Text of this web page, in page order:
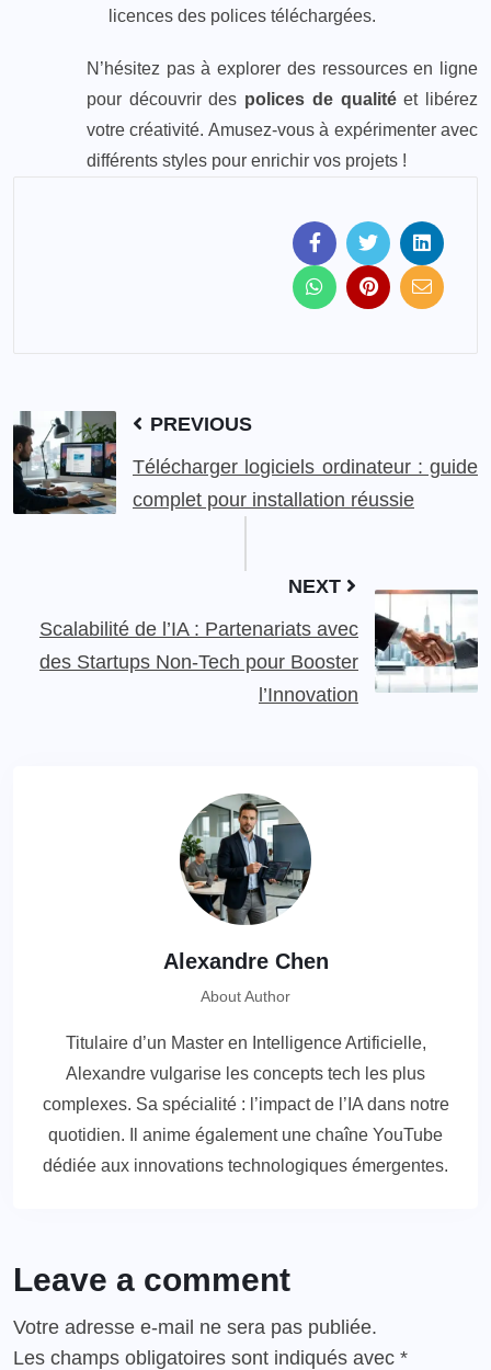
licences des polices téléchargées.
N’hésitez pas à explorer des ressources en ligne
pour découvrir des polices de qualitéet libérez
votre créativité. Amusez-vous à expérimenter avec
différents styles pour enrichir vos projets !
PREVIOUS
Télécharger logiciels ordinateur : guide
complet pour installation réussie
NEXT
Scalabilité de l’IA : Partenariats avec
des Startups Non-Tech pour Booster
l’Innovation
Alexandre Chen
About Author
Titulaire d’un Master en Intelligence Artificielle,
Alexandre vulgarise les concepts tech les plus
complexes. Sa spécialité : l’impact de l’IA dans notre
quotidien. Il anime également une chaîne YouTube
dédiée aux innovations technologiques émergentes.
Leave a comment
Votre adresse e-mail ne sera pas publiée.
Les champs obligatoires sont indiqués avec *